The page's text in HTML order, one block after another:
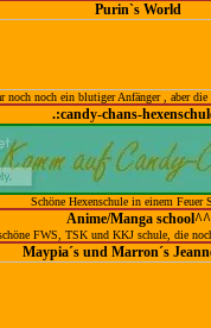
Purin`s World
noch noch ein blutiger Anfänger , aber
.:candy-chans-
Schöne Hexenschule in einem Feuer
Anime/Manga school^^
FWS, TSK und KKJ schule, die
Maypia´s und Marron´s